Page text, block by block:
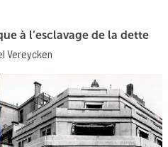
à l’esclavage de la dette
Vereycken